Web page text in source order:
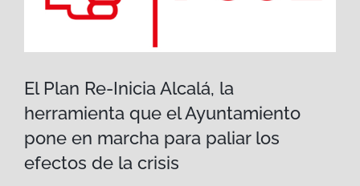
El Plan Re-Inicia Alcalá, la
herramienta que el Ayuntamiento
pone en marcha para paliar los
efectos de la crisis